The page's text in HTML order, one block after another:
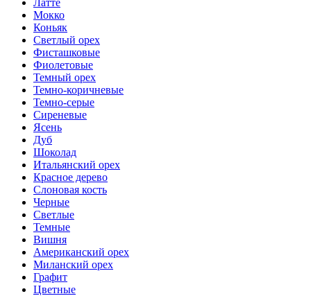
Латте
Мокко
Коньяк
Светлый орех
Фисташковые
Фиолетовые
Темный орех
Темно-коричневые
Темно-серые
Сиреневые
Ясень
Дуб
Шоколад
Итальянский орех
Красное дерево
Слоновая кость
Черные
Светлые
Темные
Вишня
Американский орех
Миланский орех
Графит
Цветные